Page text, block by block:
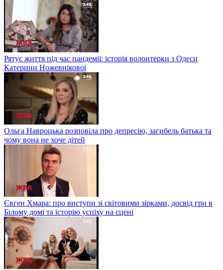
Рятує життя під час пандемії: історія волонтерки з Одеси
Катерини Ножевнікової
Ольга Навроцька розповіла про депресію, загибель батька та
чому вона не хоче дітей
Євген Хмара: про виступи зі світовими зірками, досвід гри в
Білому домі та історію успіху на сцені